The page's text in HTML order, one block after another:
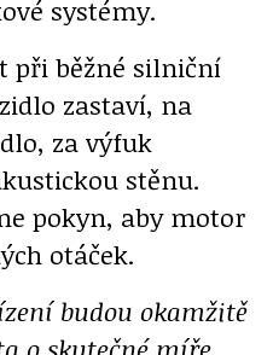
systémy.
při běžné silniční
zastaví, na
za výfuk
stěnu.
pokyn, aby motor
otáček.
budou okamžitě